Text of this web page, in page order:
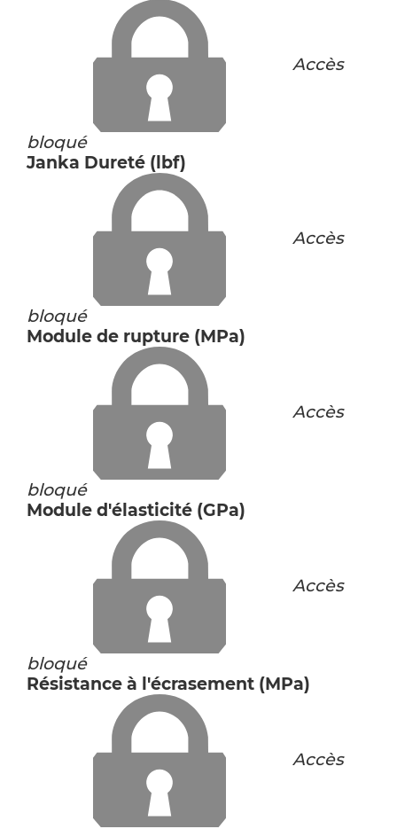
Accès
bloqué
Janka Dureté (lbf)
Accès
bloqué
Module de rupture (MPa)
Accès
bloqué
Module d'élasticité (GPa)
Accès
bloqué
Résistance à l'écrasement (MPa)
Accès